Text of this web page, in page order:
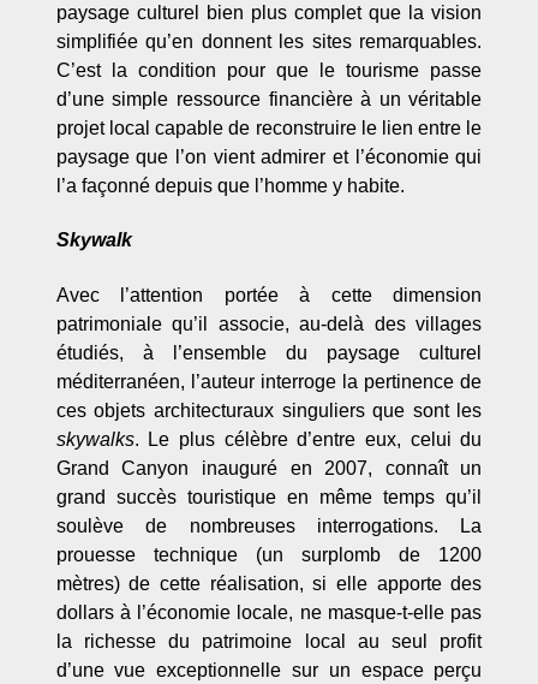
paysage culturel bien plus complet que la vision
simplifiée qu’en donnent les sites remarquables.
C’est la condition pour que le tourisme passe
d’une simple ressource financière à un véritable
projet local capable de reconstruire le lien entre le
paysage que l’on vient admirer et l’économie qui
l’a façonné depuis que l’homme y habite.
Skywalk
Avec l’attention portée à cette dimension
patrimoniale qu’il associe, au-delà des villages
étudiés, à l’ensemble du paysage culturel
méditerranéen, l’auteur interroge la pertinence de
ces objets architecturaux singuliers que sont les
skywalks. Le plus célèbre d’entre eux, celui du
Grand Canyon inauguré en 2007, connaît un
grand succès touristique en même temps qu’il
soulève de nombreuses interrogations. La
prouesse technique (un surplomb de 1200
mètres) de cette réalisation, si elle apporte des
dollars à l’économie locale, ne masque-t-elle pas
la richesse du patrimoine local au seul profit
d’une vue exceptionnelle sur un espace perçu